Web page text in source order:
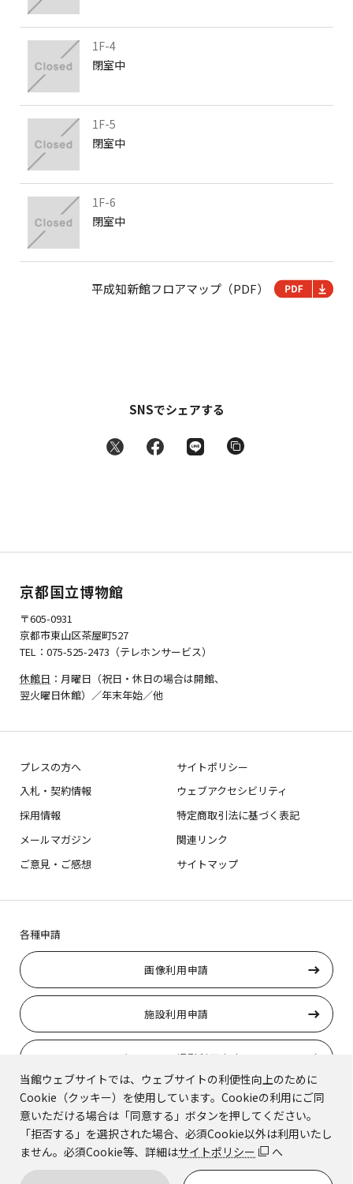
当館ウェブサイトでは、ウェブサイトの利便性向上のために
Cookie（クッキー）を使用しています。Cookieの利用にご同
意いただける場合は「同意する」ボタンを押してください。
「拒否する」を選択された場合、必須Cookie以外は利用いたし
ません。必須Cookie等、詳細はサイトポリシー へ
1F-4
閉室中
1F-5
閉室中
1F-6
閉室中
平成知新館フロアマップ（PDF）
SNSでシェアする
京都国立博物館
〒605-0931
京都市東山区茶屋町527
TEL：075-525-2473（テレホンサービス）
休館日 ：月曜日（祝日・休日の場合は開館、
翌火曜日休館）／年末年始／他
プレスの方へ
サイトポリシー
入札・契約情報
ウェブアクセシビリティ
採用情報
特定商取引法に基づく表記
メールマガジン
関連リンク
ご意見・ご感想
サイトマップ
各種申請
画像利用申請
施設利用申請
ロケーション撮影利用申請
トラりんの使用申請
© Kyoto National Museum.